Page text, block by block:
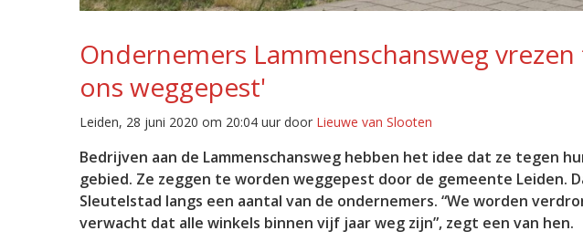
Ondernemers Lammenschansweg
ons weggepest'
Leiden, 28 juni 2020 om 20:04 uur door Lieuwe van Slooten
Bedrijven aan de Lammenschansweg hebben het idee dat ze tegen
gebied. Ze zeggen te worden weggepest door de gemeente Leiden.
Sleutelstad langs een aantal van de ondernemers. “We worden
verwacht dat alle winkels binnen vijf jaar weg zijn”, zegt een van hen.